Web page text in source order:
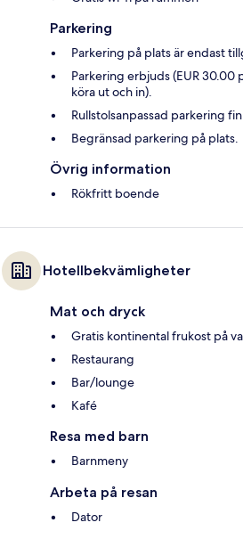
Parkering
Parkering på plats är endast
Parkering erbjuds (EUR
köra ut och in).
Rullstolsanpassad parkering
Begränsad parkering på plats.
Övrig information
Rökfritt boende
Hotellbekvämligheter
Mat och dryck
Gratis kontinental frukost på
Restaurang
Bar/lounge
Kafé
Resa med barn
Barnmeny
Arbeta på resan
Dator